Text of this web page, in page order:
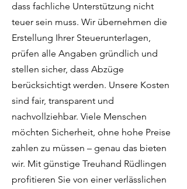
dass fachliche Unterstützung nicht
teuer sein muss. Wir übernehmen die
Erstellung Ihrer Steuerunterlagen,
prüfen alle Angaben gründlich und
stellen sicher, dass Abzüge
berücksichtigt werden. Unsere Kosten
sind fair, transparent und
nachvollziehbar. Viele Menschen
möchten Sicherheit, ohne hohe Preise
zahlen zu müssen – genau das bieten
wir. Mit günstige Treuhand Rüdlingen
profitieren Sie von einer verlässlichen